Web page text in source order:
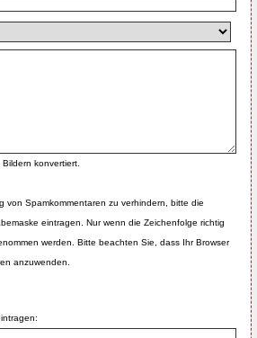
konvertiert.
von Spamkommentaren zu verhindern, bitte die
eintragen. Nur wenn die Zeichenfolge richtig
werden. Bitte beachten Sie, dass Ihr Browser
anzuwenden.